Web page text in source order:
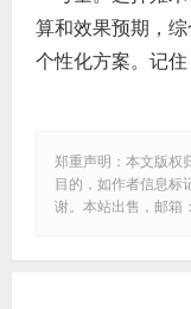
算和效果预期，
个性化方案。记住
郑重声明：本文版权
目的，如作者信息标
谢。本站出售，邮箱